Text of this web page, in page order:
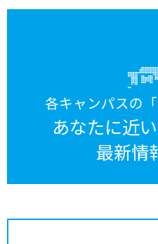
各キャンパスの
あなたに近
最新情